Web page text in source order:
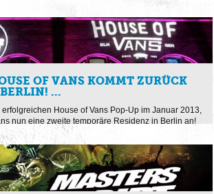
OF VANS KOMMT ZURÜCK
...
erfolgreichen House of Vans Pop-Up im Januar 2013,
nun eine zweite temporäre Residenz in Berlin an!
Fashion Fans, Sneaker Heads, ...